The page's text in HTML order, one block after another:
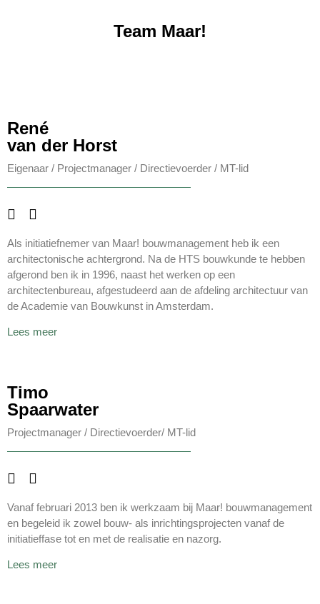
Team Maar!
René
van der Horst
Eigenaar / Projectmanager / Directievoerder / MT-lid
Als initiatiefnemer van Maar! bouwmanagement heb ik een
architectonische achtergrond. Na de HTS bouwkunde te hebben
afgerond ben ik in 1996, naast het werken op een
architectenbureau, afgestudeerd aan de afdeling architectuur van
de Academie van Bouwkunst in Amsterdam.
Lees meer
Timo
Spaarwater
Projectmanager / Directievoerder/ MT-lid
Vanaf februari 2013 ben ik werkzaam bij Maar! bouwmanagement
en begeleid ik zowel bouw- als inrichtingsprojecten vanaf de
initiatieffase tot en met de realisatie en nazorg.
Lees meer